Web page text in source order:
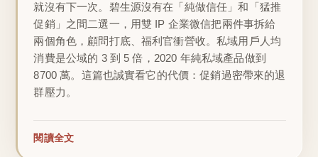
就沒有下一次。碧生源沒有在「純做信任」和「猛推
促銷」之間二選一，用雙 IP 企業微信把兩件事拆給
兩個角色，顧問打底、福利官衝營收。私域用戶人均
消費是公域的 3 到 5 倍，2020 年純私域產品做到
8700 萬。這篇也誠實看它的代價：促銷過密帶來的退
群壓力。
閱讀全文